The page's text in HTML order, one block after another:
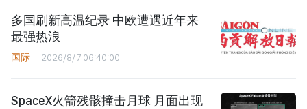
多国刷新高温纪录 中欧遭遇近年来
最强热浪
国际 2026/8/7 06:40:00
SpaceX火箭残骸撞击月球 月面出现